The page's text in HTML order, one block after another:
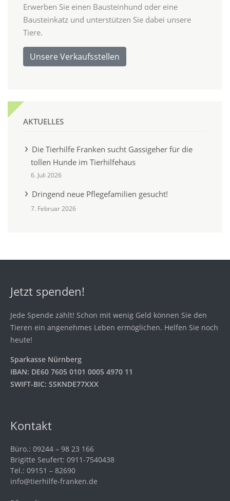
Erwerben Sie einen Bausteinhund oder eine
Bausteinkatz und unterstützen Sie dabei unsere
Tiere.
Unsere Verkaufsstellen
AKTUELLES
Die Tierhilfe Franken sucht Gassigeher für die
tollen Hunde im Tierhilfehaus
6. Juli 2026
Dringend neue Pflegefamilien gesucht!
7. Februar 2026
Jetzt spenden!
Jede Spende zählt! Schon mit wenig Geld können Sie den
Tieren ein angenehmes Leben ermöglichen. Helfen Sie noch
heute!
Sparkasse Nürnberg
IBAN: DE60 7605 0101 0005 4970 11
SWIFT-BIC: SSKNDE77XXX
Kontakt
Büro.: 09244 – 98 23 166
Brigitte Seufert: 0911-7540438
Tel.: 09151 – 82690
info@tierhilfe-franken.de